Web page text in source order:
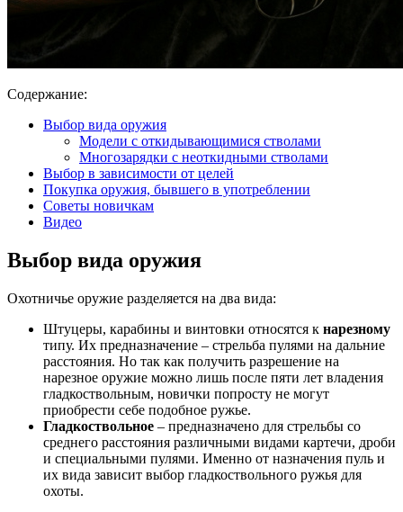
Содержание:
Выбор вида оружия
Модели с откидывающимися стволами
Многозарядки с неоткидными стволами
Выбор в зависимости от целей
Покупка оружия, бывшего в употреблении
Советы новичкам
Видео
Выбор вида оружия
Охотничье оружие разделяется на два вида:
Штуцеры, карабины и винтовки относятся к нарезному
типу. Их предназначение – стрельба пулями на дальние
расстояния. Но так как получить разрешение на
нарезное оружие можно лишь после пяти лет владения
гладкоствольным, новички попросту не могут
приобрести себе подобное ружье.
Гладкоствольное – предназначено для стрельбы со
среднего расстояния различными видами картечи, дроби
и специальными пулями. Именно от назначения пуль и
их вида зависит выбор гладкоствольного ружья для
охоты.